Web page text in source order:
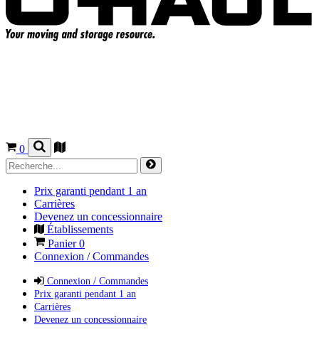
0
Prix garanti pendant 1 an
Carrières
Devenez un concessionnaire
Établissements
Panier0
Connexion / Commandes
Connexion / Commandes
Prix garanti pendant 1 an
Carrières
Devenez un concessionnaire